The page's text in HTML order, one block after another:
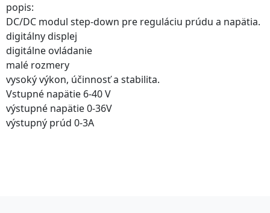
popis:
DC/DC modul step-down pre reguláciu prúdu a napätia.
digitálny displej
digitálne ovládanie
malé rozmery
vysoký výkon, účinnosť a stabilita.
Vstupné napätie 6-40 V
výstupné napätie 0-36V
výstupný prúd 0-3A